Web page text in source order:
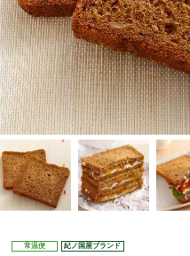
常温便 紀ノ国屋ブランド